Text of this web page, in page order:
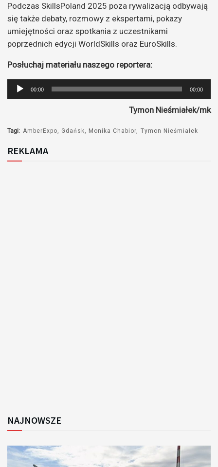
Podczas SkillsPoland 2025 poza rywalizacją odbywają
się także debaty, rozmowy z ekspertami, pokazy
umiejętności oraz spotkania z uczestnikami
poprzednich edycji WorldSkills oraz EuroSkills.
Posłuchaj materiału naszego reportera:
Odtwarzacz
plików
00:00 00:00
Tymon Nieśmiałek/mk
Tagi: AmberExpo Gdańsk Monika Chabior Tymon Nieśmiałek
REKLAMA
NAJNOWSZE